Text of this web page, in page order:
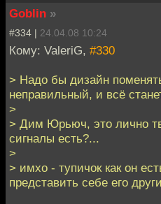
Goblin »
#334 | 24.04.08 10:24
Кому: ValeriG, #330
> Надо бы дизайн
неправильный, и всё
>
> Дим Юрьюч, это лично
сигналы есть?...
>
> имхо - тупичок как он
представить себе его